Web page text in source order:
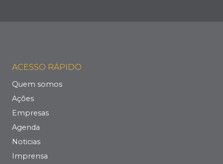
ACESSO RÁPIDO
Quem somos
Ações
Empresas
Agenda
Noticias
Imprensa